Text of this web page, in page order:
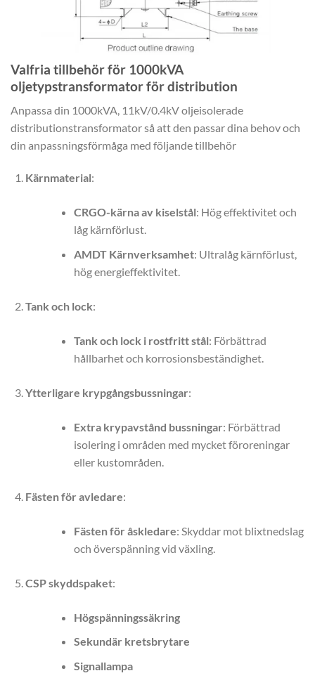
Valfria tillbehör för 1000kVA
oljetypstransformator för distribution
Anpassa din 1000kVA, 11kV/0.4kV oljeisolerade
distributionstransformator så att den passar dina behov och
din anpassningsförmåga med följande tillbehör
Kärnmaterial:
CRGO-kärna av kiselstål: Hög effektivitet och
låg kärnförlust.
AMDT Kärnverksamhet: Ultralåg kärnförlust,
hög energieffektivitet.
Tank och lock:
Tank och lock i rostfritt stål: Förbättrad
hållbarhet och korrosionsbeständighet.
Ytterligare krypgångsbussningar:
Extra krypavstånd bussningar: Förbättrad
isolering i områden med mycket föroreningar
eller kustområden.
Fästen för avledare:
Fästen för åskledare: Skyddar mot blixtnedslag
och överspänning vid växling.
CSP skyddspaket:
Högspänningssäkring
Sekundär kretsbrytare
Signallampa